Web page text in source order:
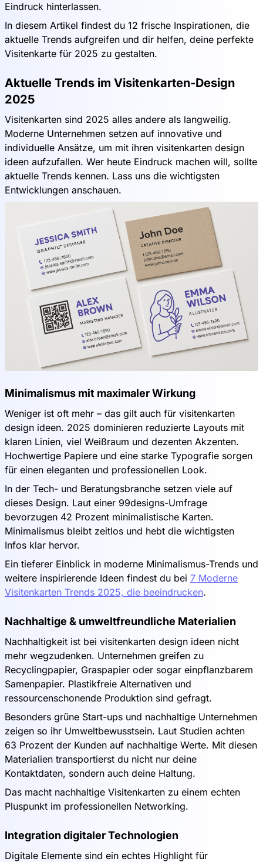
Eindruck hinterlassen.
In diesem Artikel findest du 12 frische Inspirationen, die
aktuelle Trends aufgreifen und dir helfen, deine perfekte
Visitenkarte für 2025 zu gestalten.
Aktuelle Trends im Visitenkarten-Design
2025
Visitenkarten sind 2025 alles andere als langweilig.
Moderne Unternehmen setzen auf innovative und
individuelle Ansätze, um mit ihren visitenkarten design
ideen aufzufallen. Wer heute Eindruck machen will, sollte
aktuelle Trends kennen. Lass uns die wichtigsten
Entwicklungen anschauen.
Minimalismus mit maximaler Wirkung
Weniger ist oft mehr – das gilt auch für visitenkarten
design ideen. 2025 dominieren reduzierte Layouts mit
klaren Linien, viel Weißraum und dezenten Akzenten.
Hochwertige Papiere und eine starke Typografie sorgen
für einen eleganten und professionellen Look.
In der Tech- und Beratungsbranche setzen viele auf
dieses Design. Laut einer 99designs-Umfrage
bevorzugen 42 Prozent minimalistische Karten.
Minimalismus bleibt zeitlos und hebt die wichtigsten
Infos klar hervor.
Ein tieferer Einblick in moderne Minimalismus-Trends und
weitere inspirierende Ideen findest du bei 7 Moderne
Visitenkarten Trends 2025, die beeindrucken.
Nachhaltige & umweltfreundliche Materialien
Nachhaltigkeit ist bei visitenkarten design ideen nicht
mehr wegzudenken. Unternehmen greifen zu
Recyclingpapier, Graspapier oder sogar einpflanzbarem
Samenpapier. Plastikfreie Alternativen und
ressourcenschonende Produktion sind gefragt.
Besonders grüne Start-ups und nachhaltige Unternehmen
zeigen so ihr Umweltbewusstsein. Laut Studien achten
63 Prozent der Kunden auf nachhaltige Werte. Mit diesen
Materialien transportierst du nicht nur deine
Kontaktdaten, sondern auch deine Haltung.
Das macht nachhaltige Visitenkarten zu einem echten
Pluspunkt im professionellen Networking.
Integration digitaler Technologien
Digitale Elemente sind ein echtes Highlight für